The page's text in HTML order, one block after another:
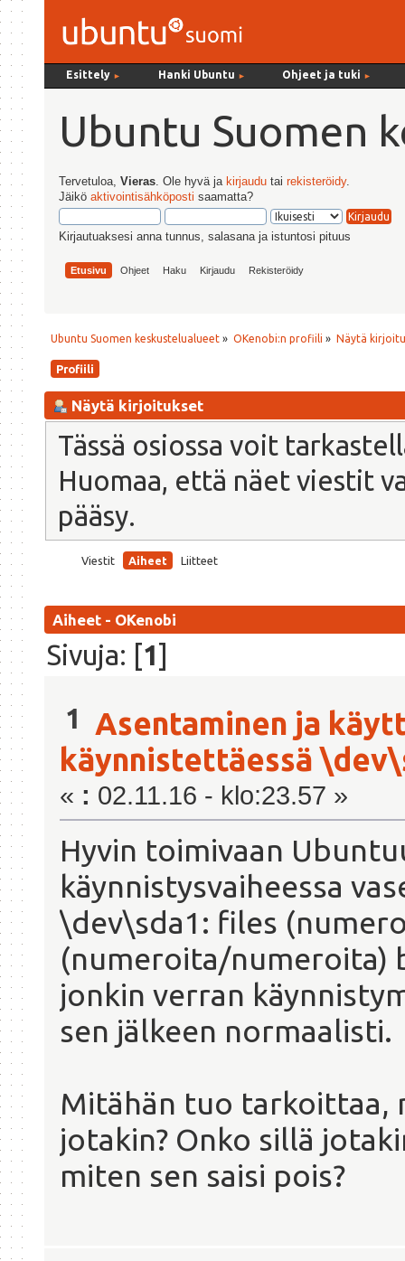
Esittely ► Hanki Ubuntu ► Ohjeet ja tuki ►
Ubuntu Suomen
Tervetuloa,Vieras . Ole hyvä ja kirjaudu tairekisteröidy.
Jäiköaktivointisähköposti saamatta?
Kirjautuaksesi anna tunnus, salasana ja istuntosi pituus
Etusivu Ohjeet Haku Kirjaudu Rekisteröidy
Ubuntu Suomen keskustelualueet » OKenobi:n profiili » Näytä
Profiili
Näytä kirjoitukset
Tässä osiossa voit
Huomaa, että näet viestit
pääsy.
Viestit Aiheet Liitteet
Aiheet - OKenobi
Sivuja: [1]
1 Asentaminen ja
käynnistettäessä
« : 02.11.16 - klo:23.57 »
Hyvin toimivaan
käynnistysvaiheessa
\dev\sda1: files
(numeroita/numeroita)
jonkin verran
sen jälkeen normaalisti.
Mitähän tuo tarkoittaa,
jotakin? Onko sillä
miten sen saisi pois?